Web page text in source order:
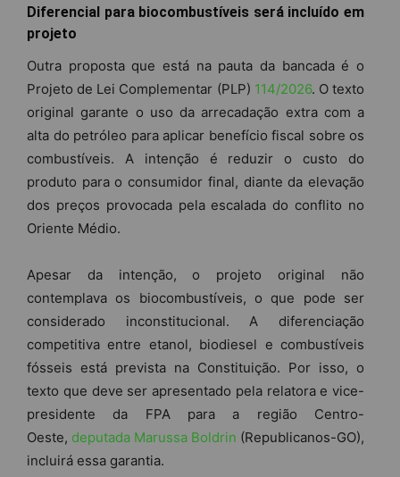
Diferencial para biocombustíveis será incluído em
projeto
Outra proposta que está na pauta da bancada é o
Projeto de Lei Complementar (PLP) 114/2026. O texto
original garante o uso da arrecadação extra com a
alta do petróleo para aplicar benefício fiscal sobre os
combustíveis. A intenção é reduzir o custo do
produto para o consumidor final, diante da elevação
dos preços provocada pela escalada do conflito no
Oriente Médio.
Apesar da intenção, o projeto original não
contemplava os biocombustíveis, o que pode ser
considerado inconstitucional. A diferenciação
competitiva entre etanol, biodiesel e combustíveis
fósseis está prevista na Constituição. Por isso, o
texto que deve ser apresentado pela relatora e vice-
presidente da FPA para a região Centro-
Oeste, deputada Marussa Boldrin (Republicanos-GO),
incluirá essa garantia.